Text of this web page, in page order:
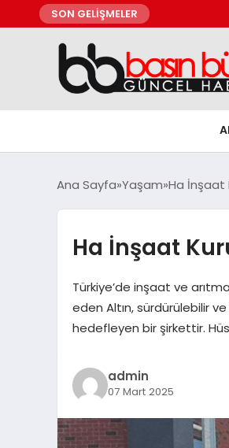
SON GELİŞMELER
Ana Sayfa Yaşam Ha İnşaat
Ha İnşaat
Türkiye’de inşaat ve
eden Altın, sürdürülebilir
hedefleyen bir şirkettir.
admin
07 Mart 2025